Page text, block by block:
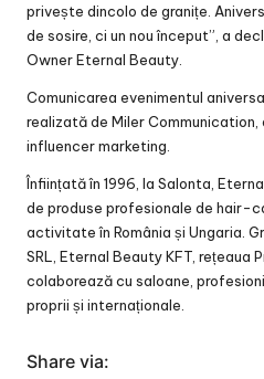
privește dincolo de granițe.
de sosire, ci un nou început”, a
Owner Eternal Beauty.
Comunicarea evenimentul
realizată de Miler Communication,
influencer marketing.
Înființată în 1996, la Salonta,
de produse profesionale de hair-
activitate în România și Ungaria.
SRL, Eternal Beauty KFT, rețeaua
colaborează cu saloane,
proprii și internaționale.
Share via: